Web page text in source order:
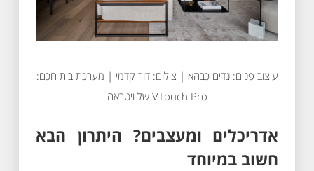
עיצוב פנים: נדים כבהא | צילום: דור קדמי | מערכת בית חכם:
VTouch Pro של ויטראה
אדריכלים ומעצבים? היתרון הבא
חשוב במיוחד